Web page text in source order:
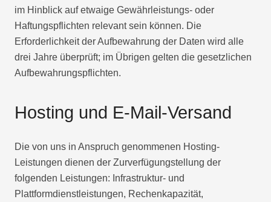
im Hinblick auf etwaige Gewährleistungs- oder
Haftungspflichten relevant sein können. Die
Erforderlichkeit der Aufbewahrung der Daten wird alle
drei Jahre überprüft; im Übrigen gelten die gesetzlichen
Aufbewahrungspflichten.
Hosting und E-Mail-Versand
Die von uns in Anspruch genommenen Hosting-
Leistungen dienen der Zurverfügungstellung der
folgenden Leistungen: Infrastruktur- und
Plattformdienstleistungen, Rechenkapazität,